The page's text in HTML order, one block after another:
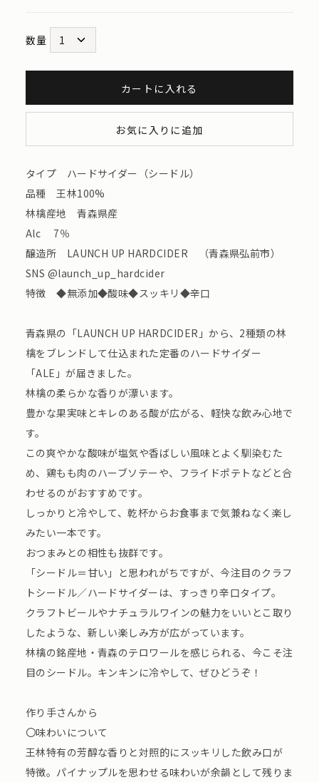
数量
カートに入れる
お気に入りに追加
タイプ ハードサイダー（シードル）
品種 王林100%
林檎産地 青森県産
Alc 7％
醸造所 LAUNCH UP HARDCIDER （青森県弘前市）
SNS @launch_up_hardcider
特徴 ◆無添加◆酸味◆スッキリ◆辛口
青森県の「LAUNCH UP HARDCIDER」から、2種類の林
檎をブレンドして仕込まれた定番のハードサイダー
「ALE」が届きました。
林檎の柔らかな香りが漂います。
豊かな果実味とキレのある酸が広がる、軽快な飲み心地で
す。
この爽やかな酸味が塩気や香ばしい風味とよく馴染むた
め、鶏もも肉のハーブソテーや、フライドポテトなどと合
わせるのがおすすめです。
しっかりと冷やして、乾杯からお食事まで気兼ねなく楽し
みたい一本です。
おつまみとの相性も抜群です。
「シードル＝甘い」と思われがちですが、今注目のクラフ
トシードル／ハードサイダーは、すっきり辛口タイプ。
クラフトビールやナチュラルワインの魅力をいいとこ取り
したような、新しい楽しみ方が広がっています。
林檎の銘産地・青森のテロワールを感じられる、今こそ注
目のシードル。キンキンに冷やして、ぜひどうぞ！
作り手さんから
〇味わいについて
王林特有の芳醇な香りと対照的にスッキリした飲み口が
特徴。パイナップルを思わせる味わいが余韻として残りま